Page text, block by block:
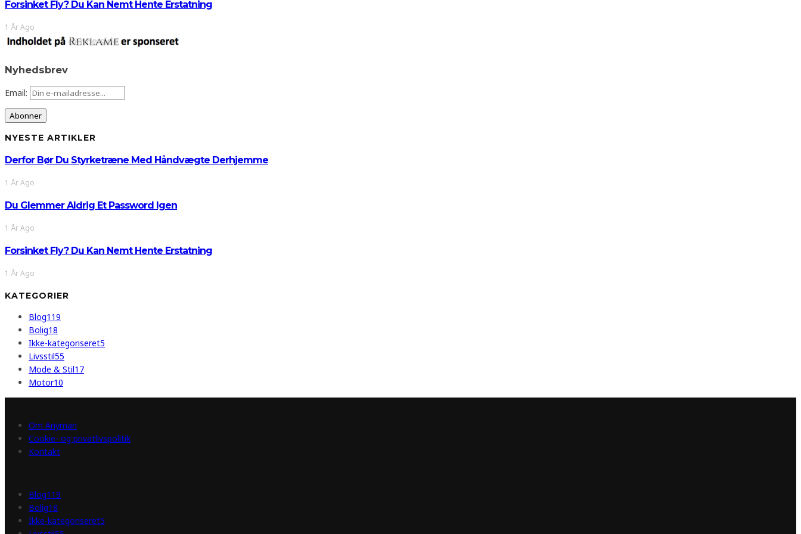
Forsinket Fly? Du Kan Nemt Hente Erstatning
1 År Ago
Nyhedsbrev
Email:
NYESTE ARTIKLER
Derfor Bør Du Styrketræne Med Håndvægte Derhjemme
1 År Ago
Du Glemmer Aldrig Et Password Igen
1 År Ago
Forsinket Fly? Du Kan Nemt Hente Erstatning
1 År Ago
KATEGORIER
Blog119
Bolig18
Ikke-kategoriseret5
Livsstil55
Mode & Stil17
Motor10
Om Anyman
Cookie- og privatlivspolitik
Kontakt
Blog119
Bolig18
Ikke-kategoriseret5